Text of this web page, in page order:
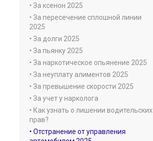
• За ксенон 2025
• За пересечение сплошной линии
2025
• За долги 2025
• За пьянку 2025
• За наркотическое опьянение 2025
• За неуплату алиментов 2025
• За превышение скорости 2025
• За учет у нарколога
• Как узнать о лишении водительских
прав?
• Отстранение от управления